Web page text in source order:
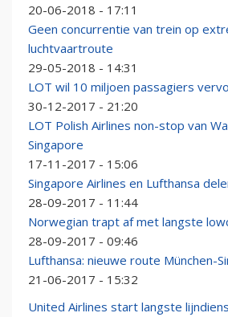
20-06-2018 - 17:11
Geen concurrentie van trein op
luchtvaartroute
29-05-2018 - 14:31
LOT wil 10 miljoen passagiers
30-12-2017 - 21:20
LOT Polish Airlines non-stop van
Singapore
17-11-2017 - 15:06
Singapore Airlines en Lufthansa
28-09-2017 - 11:44
Norwegian trapt af met langste
28-09-2017 - 09:46
Lufthansa: nieuwe route München-
21-06-2017 - 15:32
United Airlines start langste